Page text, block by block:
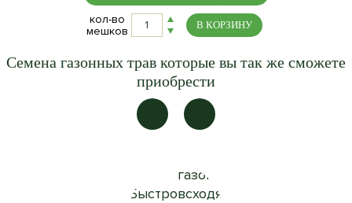
кол-во
мешков
В КОРЗИНУ
Семена газонных трав которые вы так же сможете
приобрести